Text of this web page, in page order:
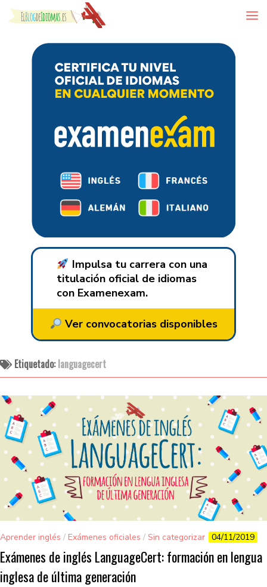
Skip to content
Impulsa tu carrera con una
titulación oficial de idiomas
con Examenexam.
Ver convocatorias disponibles
Etiquetado:languagecert
Aprender inglés / Exámenes oficiales / Sin categorizar 04/11/2019
Exámenes de inglés LanguageCert: formación en lengua
inglesa de última generación